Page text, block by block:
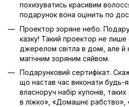
похизуватись красивим
подарунок вона оцінить по
Проектор зоряне небо.
казку! Такий проектор не
джерелом світла в домі, але й
магічним зоряним сяйвом.
Подарунковий сертифікат.
що настав час виконати будь-
власноруч набір купонів,
в ліжко», «Домашнє рабство»,